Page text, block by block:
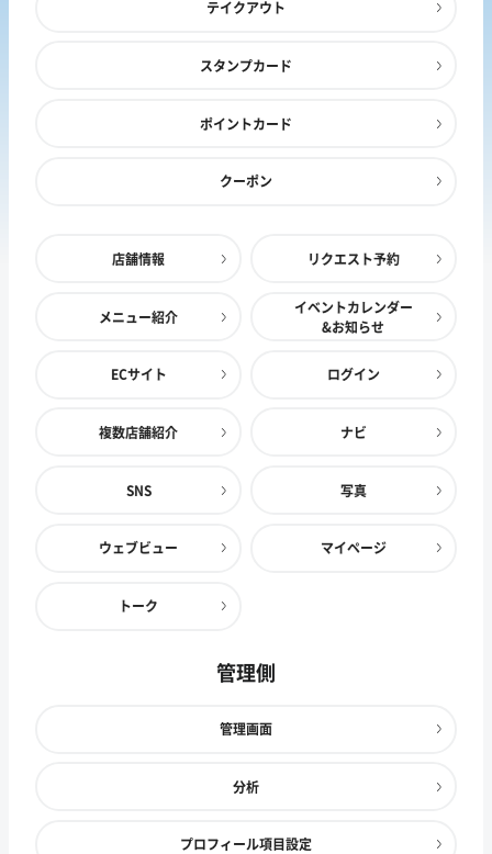
テイクアウト
スタンプカード
ポイントカード
クーポン
店舗情報 リクエスト予約
メニュー紹介
イベントカレンダー
&お知らせ
ECサイト ログイン
複数店舗紹介 ナビ
SNS 写真
ウェブビュー マイページ
トーク
管理側
管理画面
分析
プロフィール項目設定